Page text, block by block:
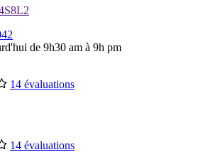
de 9h30 am à 9h pm
14 évaluations
14 évaluations